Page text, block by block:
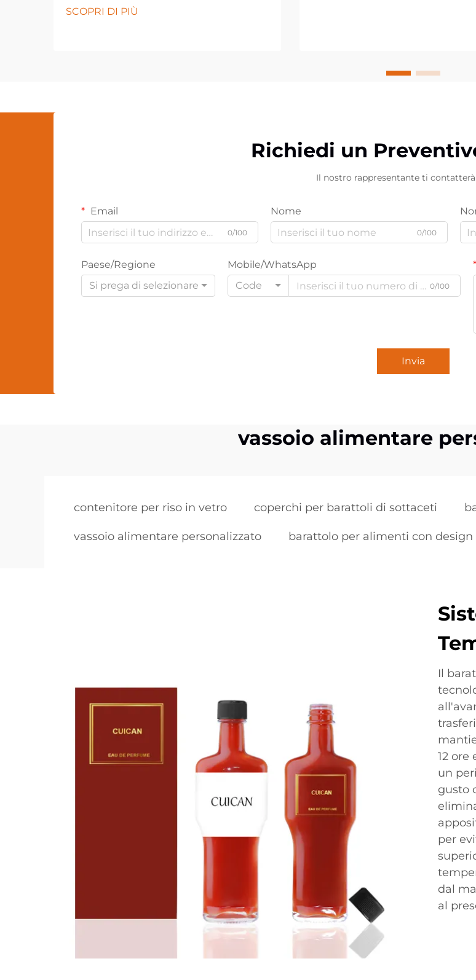
SCOPRI DI PIÙ
Richiedi un
Il nostro rappresentante ti contatterà
Email
0/100
Nome
0/100
Paese/Regione
Si prega di selezionare
Mobile/WhatsApp
Code
0/100
Invia
vassoio alimentare
contenitore per riso in vetro coperchi per barattoli di sottaceti
vassoio alimentare personalizzato barattolo per alimenti con
Il
12 ore
un
gusto
per
dal
al